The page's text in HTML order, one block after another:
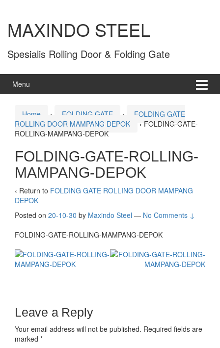
MAXINDO STEEL
Spesialis Rolling Door & Folding Gate
Menu
Home › FOLDING GATE ›
FOLDING GATE
ROLLING DOOR MAMPANG DEPOK
› FOLDING-GATE-
ROLLING-MAMPANG-DEPOK
FOLDING-GATE-ROLLING-
MAMPANG-DEPOK
‹ Return to FOLDING GATE ROLLING DOOR MAMPANG
DEPOK
Posted on 20-10-30 by Maxindo Steel — No Comments ↓
FOLDING-GATE-ROLLING-MAMPANG-DEPOK
Leave a Reply
Your email address will not be published. Required fields are
marked *